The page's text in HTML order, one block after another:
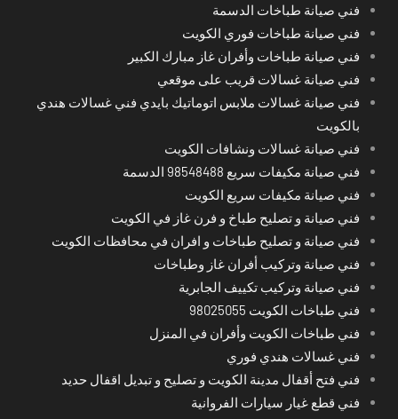
فني صيانة طباخات الدسمة
فني صيانة طباخات فوري الكويت
فني صيانة طباخات وأفران غاز مبارك الكبير
فني صيانة غسالات قريب على موقعي
فني صيانة غسالات ملابس اتوماتيك بايدي فني غسالات هندي
بالكويت
فني صيانة غسالات ونشافات الكويت
فني صيانة مكيفات سريع 98548488 الدسمة
فني صيانة مكيفات سريع الكويت
فني صيانة و تصليح طباخ و فرن غاز في الكويت
فني صيانة و تصليح طباخات و افران في محافظات الكويت
فني صيانة وتركيب أفران غاز وطباخات
فني صيانة وتركيب تكييف الجابرية
فني طباخات الكويت 98025055
فني طباخات الكويت وأفران في المنزل
فني غسالات هندي فوري
فني فتح أقفال مدينة الكويت و تصليح و تبديل اقفال حديد
فني قطع غيار سيارات الفروانية